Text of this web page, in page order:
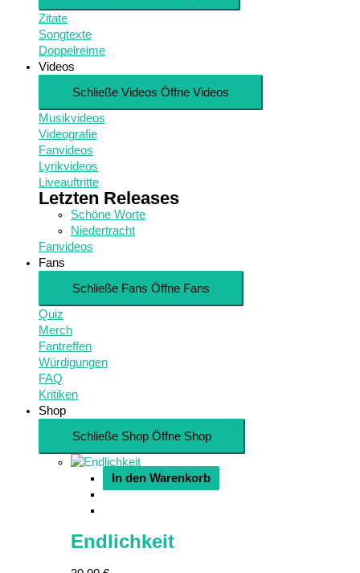
Zitate
Songtexte
Doppelreime
Videos
Schließe Videos Öffne Videos
Musikvideos
Videografie
Fanvideos
Lyrikvideos
Liveauftritte
Letzten Releases
Schöne Worte
Niedertracht
Fanvideos
Fans
Schließe Fans Öffne Fans
Quiz
Merch
Fantreffen
Würdigungen
FAQ
Kritiken
Shop
Schließe Shop Öffne Shop
In den Warenkorb
Endlichkeit